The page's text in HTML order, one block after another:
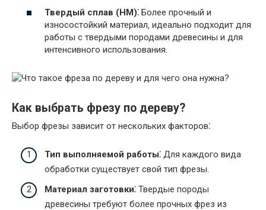
Твердый сплав (HM)⁚ Более прочный и
износостойкий материал‚ идеально подходит для
работы с твердыми породами древесины и для
интенсивного использования.
Как выбрать фрезу по дереву?
Выбор фрезы зависит от нескольких факторов⁚
Тип выполняемой работы⁚ Для каждого вида
обработки существует свой тип фрезы.
Материал заготовки⁚ Твердые породы
древесины требуют более прочных фрез из